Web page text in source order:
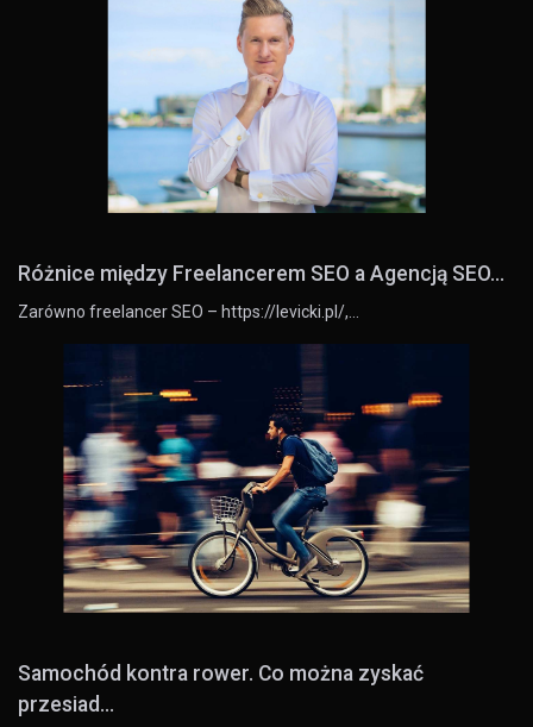
Różnice między Freelancerem SEO a Agencją SEO...
Zarówno freelancer SEO – https://levicki.pl/,…
Samochód kontra rower. Co można zyskać
przesiad...